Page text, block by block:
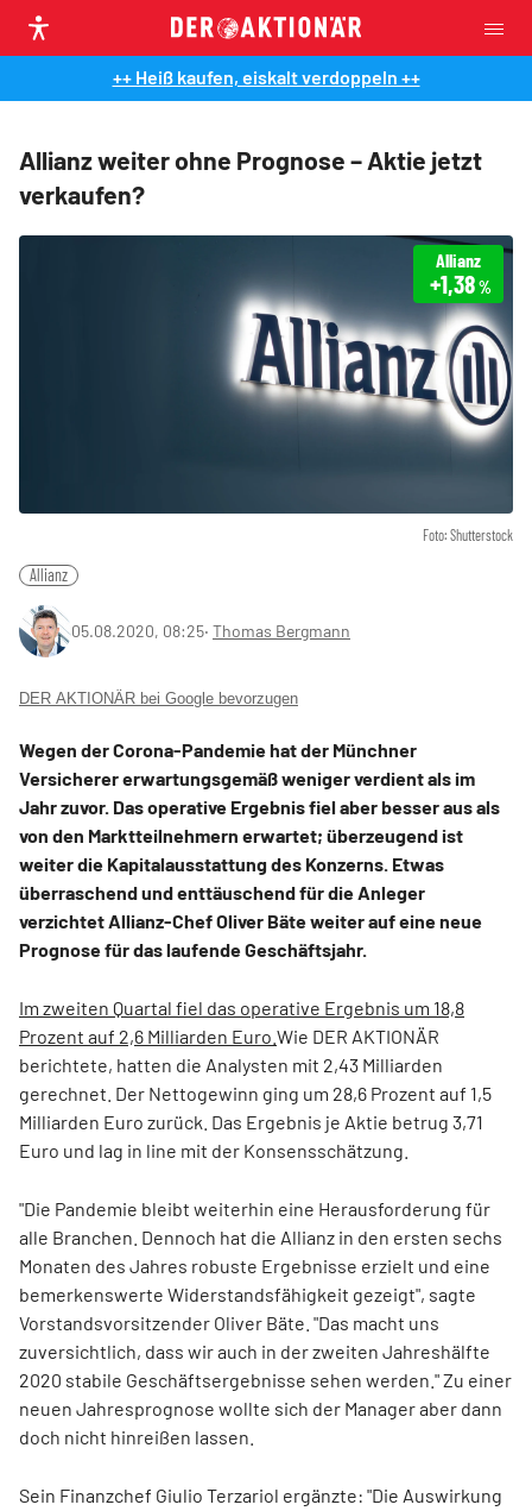
++ Heiß kaufen, eiskalt verdoppeln ++
Allianz weiter ohne Prognose – Aktie jetzt
verkaufen?
Foto: Shutterstock
Allianz
+1,38%
Allianz
05.08.2020, 08:25‧ Thomas Bergmann
DER AKTIONÄR bei Google bevorzugen
Wegen der Corona-Pandemie hat der Münchner
Versicherer erwartungsgemäß weniger verdient als im
Jahr zuvor. Das operative Ergebnis fiel aber besser aus als
von den Marktteilnehmern erwartet; überzeugend ist
weiter die Kapitalausstattung des Konzerns. Etwas
überraschend und enttäuschend für die Anleger
verzichtet Allianz-Chef Oliver Bäte weiter auf eine neue
Prognose für das laufende Geschäftsjahr.
Im zweiten Quartal fiel das operative Ergebnis um 18,8
Prozent auf 2,6 Milliarden Euro. Wie DER AKTIONÄR
berichtete, hatten die Analysten mit 2,43 Milliarden
gerechnet. Der Nettogewinn ging um 28,6 Prozent auf 1,5
Milliarden Euro zurück. Das Ergebnis je Aktie betrug 3,71
Euro und lag in line mit der Konsensschätzung.
"Die Pandemie bleibt weiterhin eine Herausforderung für
alle Branchen. Dennoch hat die Allianz in den ersten sechs
Monaten des Jahres robuste Ergebnisse erzielt und eine
bemerkenswerte Widerstandsfähigkeit gezeigt", sagte
Vorstandsvorsitzender Oliver Bäte. "Das macht uns
zuversichtlich, dass wir auch in der zweiten Jahreshälfte
2020 stabile Geschäftsergebnisse sehen werden." Zu einer
neuen Jahresprognose wollte sich der Manager aber dann
doch nicht hinreißen lassen.
Sein Finanzchef Giulio Terzariol ergänzte: "Die Auswirkung